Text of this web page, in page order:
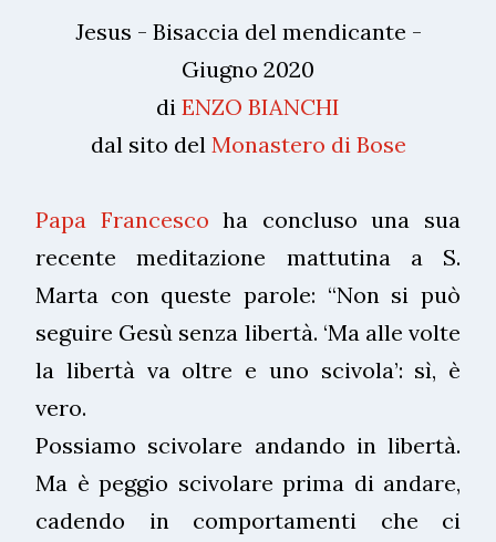
Jesus - Bisaccia del mendicante -
Giugno 2020
di ENZO BIANCHI
dal sito del Monastero di Bose
Papa Francesco ha concluso una sua
recente meditazione mattutina a S.
Marta con queste parole: “Non si può
seguire Gesù senza libertà. ‘Ma alle volte
la libertà va oltre e uno scivola’: sì, è
vero.
Possiamo scivolare andando in libertà.
Ma è peggio scivolare prima di andare,
cadendo in comportamenti che ci